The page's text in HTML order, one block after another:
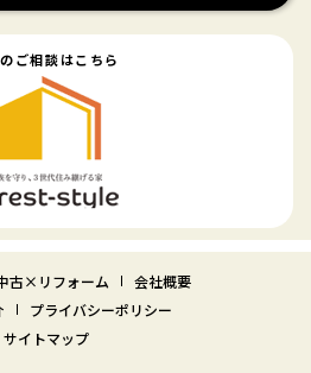
ご相談はこちら
古×リフォーム
会社概要
プライバシーポリシー
サイトマップ